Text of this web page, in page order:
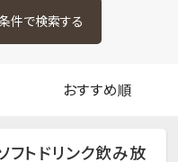
フトドリンク飲み放